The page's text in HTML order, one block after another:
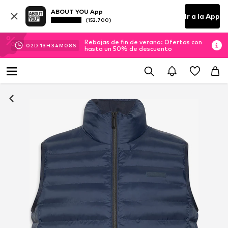
ABOUT YOU App
(152.700) Ir a la App
02D 13H 34M 07 S
Rebajas de fin de verano: Ofertas con
hasta un 50% de descuento